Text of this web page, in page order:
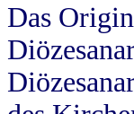
Das